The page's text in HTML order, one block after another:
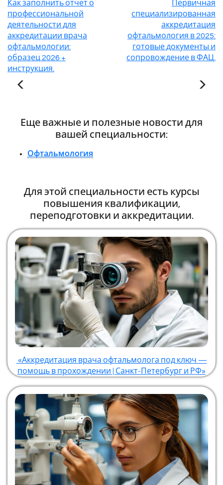
Как заполнить отчет о
профессиональной
деятельности для
аккредитации врача
офтальмологии:
образец 2026 +
инструкция.
Первичная
специализированная
аккредитация
офтальмология в 2025:
готовые документы и
сопровождение в ФАЦ.
Еще важные и полезные новости для
вашей специальности:
Офтальмология
Для этой специальности есть курсы
повышения квалификации,
переподготовки и аккредитации.
«Аккредитация врача офтальмолога под ключ —
помощь в прохождении | Санкт-Петербург и РФ»